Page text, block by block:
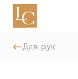
Для рук